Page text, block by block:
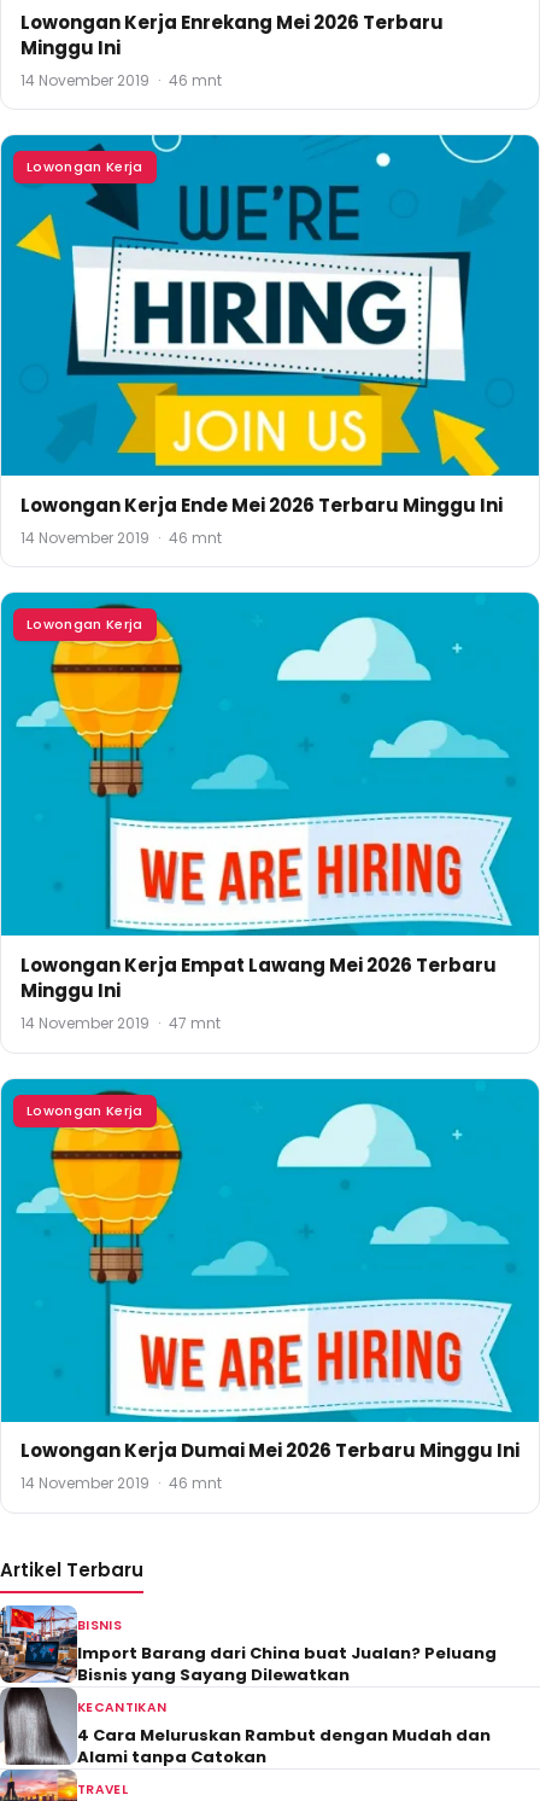
Lowongan Kerja Enrekang Mei 2026 Terbaru
Minggu Ini
14 November 2019 · 46 mnt
Lowongan Kerja
Lowongan Kerja Ende Mei 2026 Terbaru Minggu Ini
14 November 2019 · 46 mnt
Lowongan Kerja
Lowongan Kerja Empat Lawang Mei 2026 Terbaru
Minggu Ini
14 November 2019 · 47 mnt
Lowongan Kerja
Lowongan Kerja Dumai Mei 2026 Terbaru Minggu Ini
14 November 2019 · 46 mnt
Artikel Terbaru
BISNIS
Import Barang dari China buat Jualan? Peluang
Bisnis yang Sayang Dilewatkan
KECANTIKAN
4 Cara Meluruskan Rambut dengan Mudah dan
Alami tanpa Catokan
TRAVEL